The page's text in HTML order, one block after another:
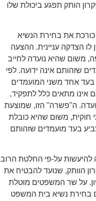
הותק תפגע ביכולת שלו
את בחירת הנשיא
הצדקה עניינית. ההצעה
משום שהיא נועדה לחייב
שזהותם אינה ידועה. לפי
בעד אחד משני המועמדים
אינו מתאים כלל לתפקיד,
ה"פשרה" הזו, שמוצעת
חוקית, משום שהיא כובלת
בעד מועמדים שזהותם
להיעשות על-פי החלטת הרוב
הוותק, שנועד להבטיח את
על שר המשפטים מוטלת
בחירת נשיא בית המשפט